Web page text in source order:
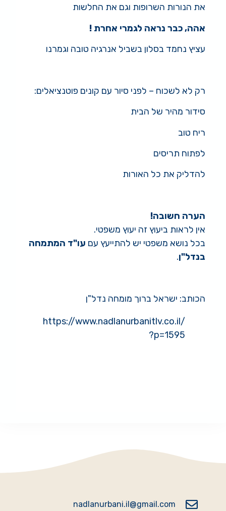
את הנורות השרופות וגם את החלשות
אהה, כבר נראה לגמרי אחרת !
עציץ נחמד בסלון בשביל אנרגיה טובה וגמרנו
רק לא לשכוח – לפני סיור עם קונים פוטנציאלים:
סידור מהיר של הבית
ריח טוב
לפתוח תריסים
להדליק את כל האורות
הערה חשובה!
אין לראות ביעוץ זה יעוץ משפטי.
בכל נושא משפטי יש להתייעץ עם עו"ד המתמחה
בנדל"ן.
הכותב: ישראל ברוך מומחה נדל"ן
https://www.nadlanurbanitlv.co.il/
?p=1595
nadlanurbani.il@gmail.com